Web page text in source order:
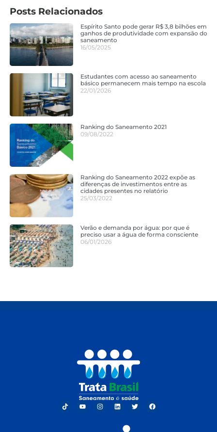
Posts Relacionados
Espírito Santo pode gerar R$ 3,8 bilhões em
ganhos de produtividade com expansão do
saneamento
16/05/2025
Estudantes com acesso ao saneamento
básico permanecem mais tempo na escola
22/01/2026
Ranking do Saneamento 2021
09/08/2022
Ranking do Saneamento 2022 expõe as
diferenças de investimentos entre as
cidades presentes no relatório
25/03/2022
Verão e demanda por água: por que é
preciso usar a água de forma consciente
06/01/2026